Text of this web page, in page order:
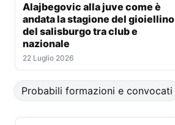
Alajbegovic alla juve come è
andata la stagione del gioiellino
del salisburgo tra club e
nazionale
22 Luglio 2026
Probabili formazioni e convocati